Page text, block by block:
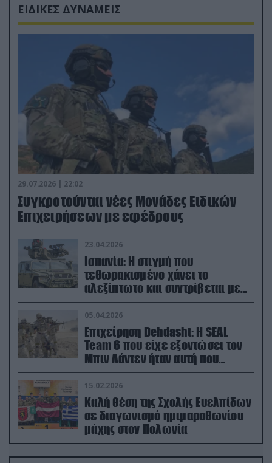
ΕΙΔΙΚΕΣ ΔΥΝΑΜΕΙΣ
29.07.2026 | 22:02
Συγκροτούνται νέες Μονάδες Ειδικών
Επιχειρήσεων με εφέδρους
23.04.2026
Ισπανία: Η στιγμή που
τεθωρακισμένο χάνει το
αλεξίπτωτο και συντρίβεται με
ορμή στο έδαφος (βίντεο)
05.04.2026
Επιχείρηση Dehdasht: Η SEAL
Team 6 που είχε εξοντώσει τον
Μπιν Λάντεν ήταν αυτή που
διέσωσε τον πιλότο του F-15
15.02.2026
Καλή θέση της Σχολής Ευελπίδων
σε διαγωνισμό ημιμαραθωνίου
μάχης στον Πολωνία